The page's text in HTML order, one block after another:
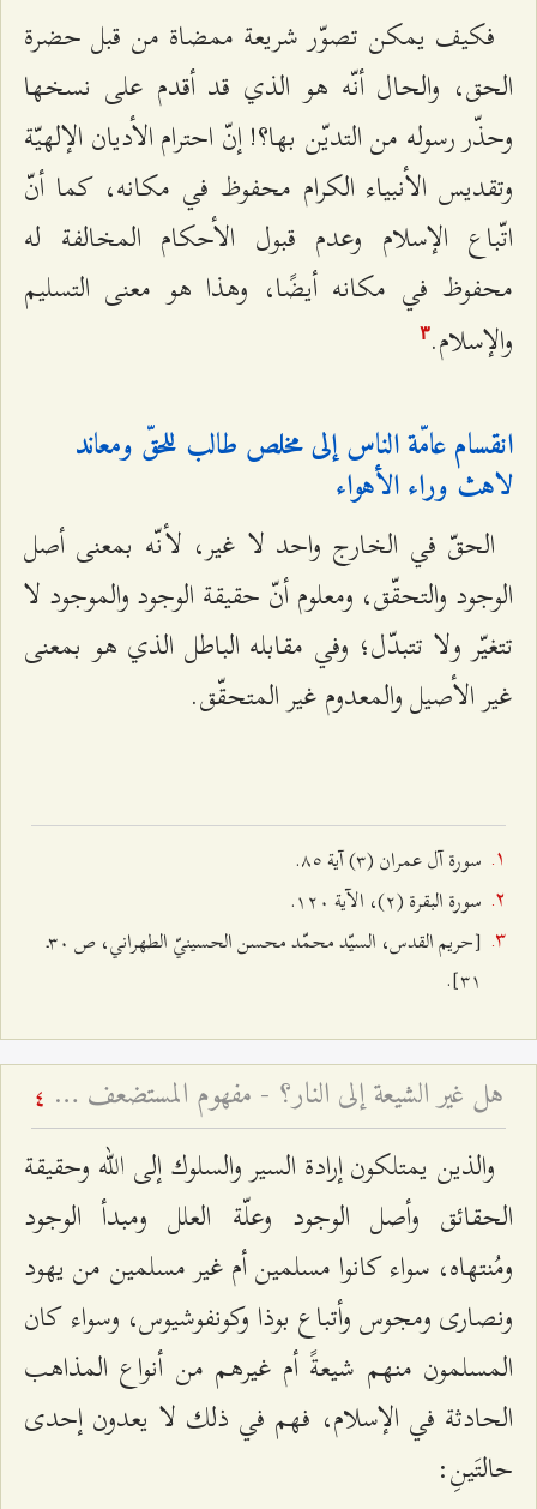
فكيف يمكن تصوّر شريعة ممضاة من قبل حضرة
الحق، والحال أنّه هو الذي قد أقدم على نسخها
وحذّر رسوله من التديّن بها؟! إنّ احترام الأديان الإلهيّة
وتقديس الأنبياء الكرام محفوظ في مكانه، كما أنّ
اتّباع الإسلام وعدم قبول الأحكام المخالفة له
محفوظ في مكانه أيضًا، وهذا هو معنى التسليم
والإسلام.٣
انقسام عامّة الناس إلى مخلص طالب للحقّ ومعاند
لاهث وراء الأهواء
الحقّ في الخارج واحد لا غير، لأنّه بمعنى أصل
الوجود والتحقّق، ومعلوم أنّ حقيقة الوجود والموجود لا
تتغيّر ولا تتبدّل؛ وفي مقابله الباطل الذي هو بمعنى
غير الأصيل والمعدوم غير المتحقّق.
سورة آل عمران (٣) آية ۸٥.
سورة البقرة (٢)، الآية ۱٢۰.
[حريم القدس، السيّد محمّد محسن الحسينيّ الطهراني، ص ٣۰ـ
٣۱].
هل غير الشيعة إلى النار؟ - مفهوم المستضعف في القرآن الكريم 4
والذين يمتلكون إرادة السير والسلوك إلى الله وحقيقة
الحقائق وأصل الوجود وعلّة العلل ومبدأ الوجود
ومُنتهاه، سواء كانوا مسلمين أم غير مسلمين من يهود
ونصارى ومجوس وأتباع بوذا وكونفوشيوس، وسواء كان
المسلمون منهم شيعةً أم غيرهم من أنواع المذاهب
الحادثة في الإسلام، فهم في ذلك لا يعدون إحدى
حالتَينِ: